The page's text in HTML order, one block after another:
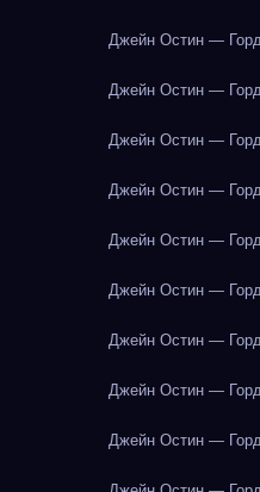
Джейн Остин —
Джейн Остин —
Джейн Остин —
Джейн Остин —
Джейн Остин —
Джейн Остин —
Джейн Остин —
Джейн Остин —
Джейн Остин —